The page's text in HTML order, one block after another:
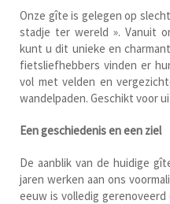
Onze gîte is gelegen op
stadje ter wereld ». Vanuit
kunt u dit unieke en
fietsliefhebbers vinden er
vol met velden en
wandelpaden. Geschikt voor
Een geschiedenis en een ziel
De aanblik van de huidige
jaren werken aan ons
eeuw is volledig